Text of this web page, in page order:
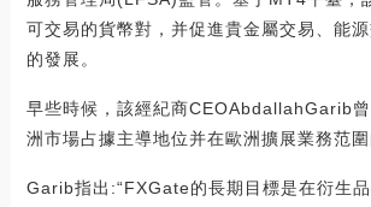
可交易的貨幣對，并促進貴金屬交易、能
的發展。
早些時候，該經紀商CEOAbdallahGarib
洲市場占據主導地位并在歐洲擴展業務范圍
Garib指出:“FXGate的長期目標是在衍生